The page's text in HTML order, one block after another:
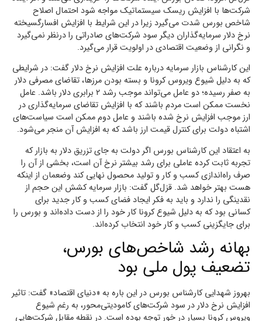
شرکت‌ها با افزایش ریسک سیستماتیک مواجه شود احتمال اصلاح
شاخص بورس شدت می‌گیرد زیرا در این شرایط با افزایش افسار‌گسیخته
نرخ دلار سرمایه‌گذاران دیگر سود شرکت‌های صادراتی را درنظر نمی‌گیرد
و نگرانی از وضعیت اقتصادی در اولویت قرار می‌گیرد.
این کارشناس بازار سرمایه درباره علت افزایش نرخ دلار گفت: در شرایطی
که به دلیل شیوع ویروس کرونا و بسته بودن مرزها، تقاضای مصرفی دلار
به صفر رسیده؛ دو عامل می‌تواند موجب رشد ۲ برابری دلار باشد. عامل
نخست ممکن است مردم باشند که با افزایش تقاضای سرمایه‌گذاری در
ارز موجب افزایش نرخ شده باشند و عامل دوم ممکن است سیاست‌های
اشتباه دولت برای کنترل قیمت ارز باشد که به افزایش آن منجر می‌شود.
به اعتقاد این کارشناس بورس اگر دولت به جای تزریق دلار به بازار که
تجربه ثابت کرده عاملی برای رشد بیشتر نرخ آن است، بخشی از آن را
صرف راه‌اندازی کسب و کار و تولید محصول نهایی کند وضعمان از اینکه
هست بهتر خواهد شد. قزل‌گل گفت: بازار سرمایه کشش این حجم از
نقدینگی را ندارد و باید به فکر ایجاد فضای کسب و کار جدید برای
کسانی بود که به دلیل شیوع کرونا کار خود را از دست داده‌اند و بورس را
برای جایگزینی کسب و کار خود انتخاب کرده‌اند.
بهانه رشد شاخص‌های بورس،
تضعیف پول ملی بود
بهروز شهدایی کارشناس بورس در این باره به «دنیای اقتصاد» گفت: تاثیر
افزایش نرخ دلار در سود شرکت‌های کامودیتی‌محور، به رغم شیوع
ویروس کرونا بسیار در خور توجه بوده است. در نقطه مقابل شرکت‌هایی